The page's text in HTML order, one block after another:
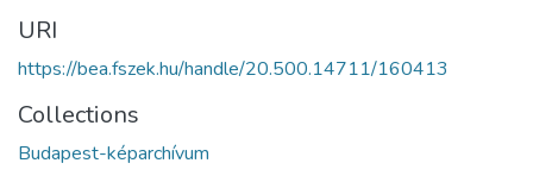
URI
https://bea.fszek.hu/handle/20.500.14711/160413
Collections
Budapest-képarchívum